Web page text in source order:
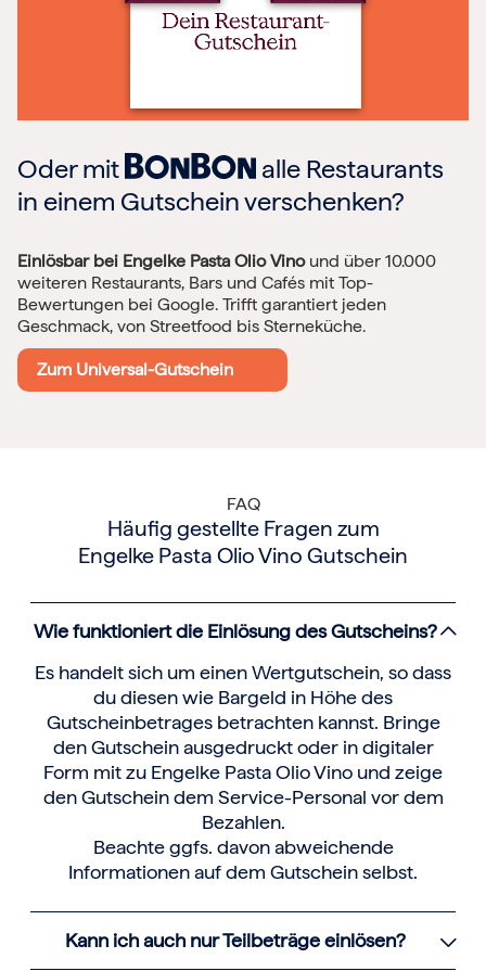
Oder mit
alle Restaurants
in einem Gutschein verschenken?
Einlösbar bei Engelke Pasta Olio Vinound über 10.000
weiteren Restaurants, Bars und Cafés mit Top-
Bewertungen bei Google. Trifft garantiert jeden
Geschmack, von Streetfood bis Sterneküche.
Zum Universal-Gutschein
FAQ
Häufig gestellte Fragen zum
Engelke Pasta Olio Vino Gutschein
Wie funktioniert die Einlösung des Gutscheins?
Es handelt sich um einen Wertgutschein, so dass
du diesen wie Bargeld in Höhe des
Gutscheinbetrages betrachten kannst. Bringe
den Gutschein ausgedruckt oder in digitaler
Form mit zu Engelke Pasta Olio Vino und zeige
den Gutschein dem Service-Personal vor dem
Bezahlen.
Beachte ggfs. davon abweichende
Informationen auf dem Gutschein selbst.
Kann ich auch nur Teilbeträge einlösen?